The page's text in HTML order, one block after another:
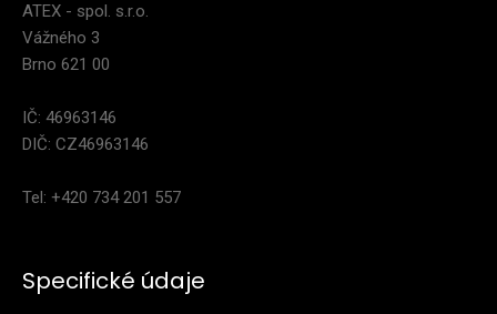
ATEX - spol. s.r.o.
Vážného 3
Brno 621 00
IČ: 46963146
DIČ: CZ46963146
Tel: +420 734 201 557
Specifické údaje